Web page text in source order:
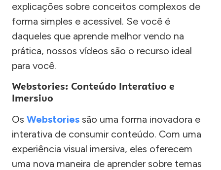
explicações sobre conceitos complexos de
forma simples e acessível. Se você é
daqueles que aprende melhor vendo na
prática, nossos vídeos são o recurso ideal
para você.
Webstories: Conteúdo Interativo e
Imersivo
Os Webstories são uma forma inovadora e
interativa de consumir conteúdo. Com uma
experiência visual imersiva, eles oferecem
uma nova maneira de aprender sobre temas